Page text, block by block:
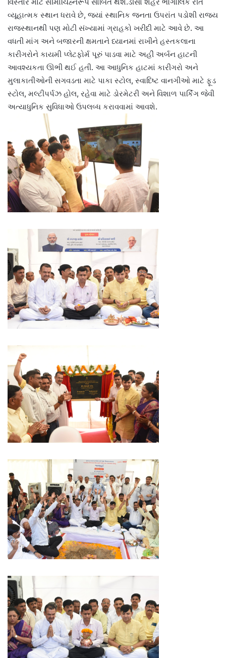
વ્યૂહાત્મક સ્થાન ધરાવે છે, જ્યાં સ્થાનિક જનતા ઉપરાંત પડોશી રાજ્ય
રાજસ્થાનથી પણ મોટી સંખ્યામાં ગ્રાહકો ખરીદી માટે આવે છે. આ
વધતી માંગ અને બજારની ક્ષમતાને ધ્યાનમાં રાખીને હસ્તકલાના
કારીગરોને કાયમી પ્લેટફોર્મ પૂરું પાડવા માટે અહીં અર્બન હાટની
આવશ્યકતા ઊભી થઈ હતી. આ આધુનિક હાટમાં કારીગરો અને
મુલાકાતીઓની સગવડતા માટે પાકા સ્ટોલ, સ્વાદિષ્ટ વાનગીઓ માટે ફૂડ
સ્ટોલ, મલ્ટીપર્પઝ હોલ, રહેવા માટે ડોરમેટરી અને વિશાળ પાર્કિંગ જેવી
અત્યાધુનિક સુવિધાઓ ઉપલબ્ધ કરાવવામાં આવશે.